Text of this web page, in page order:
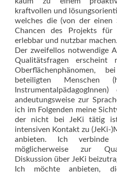
kraftvollen und
welches die (von der einen
Chancen des Projekts
erlebbar und nutzbar machen.
Der zweifellos notwendige
Qualitätsfragen
beteiligten
andeutungsweise zur
ich im Folgenden meine
der nicht bei JeKi tätig
intensiven Kontakt zu (JeKi-
anbieten. Ich
möglicherweise zur
Diskussion über JeKi
Ich möchte anbieten,